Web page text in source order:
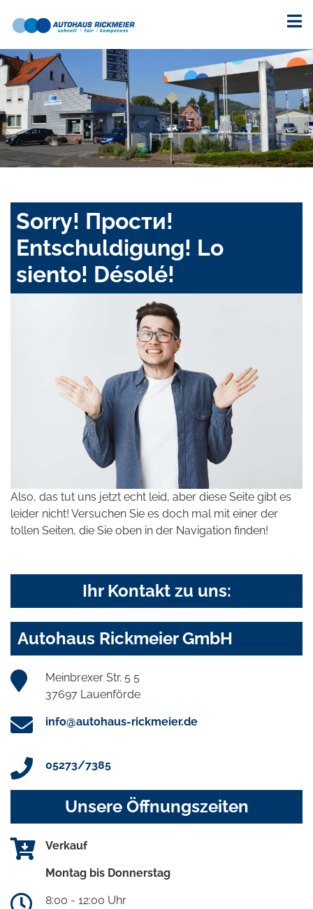
Sorry! Прости!
Entschuldigung! Lo
siento! Désolé!
Also, das tut uns jetzt echt leid, aber diese Seite gibt es
leider nicht! Versuchen Sie es doch mal mit einer der
tollen Seiten, die Sie oben in der Navigation finden!
Ihr Kontakt zu uns:
Autohaus Rickmeier GmbH
Meinbrexer Str. 5 5
37697 Lauenförde
info@autohaus-rickmeier.de
05273/7385
Unsere Öffnungszeiten
Verkauf
Montag bis Donnerstag
8:00 - 12:00 Uhr